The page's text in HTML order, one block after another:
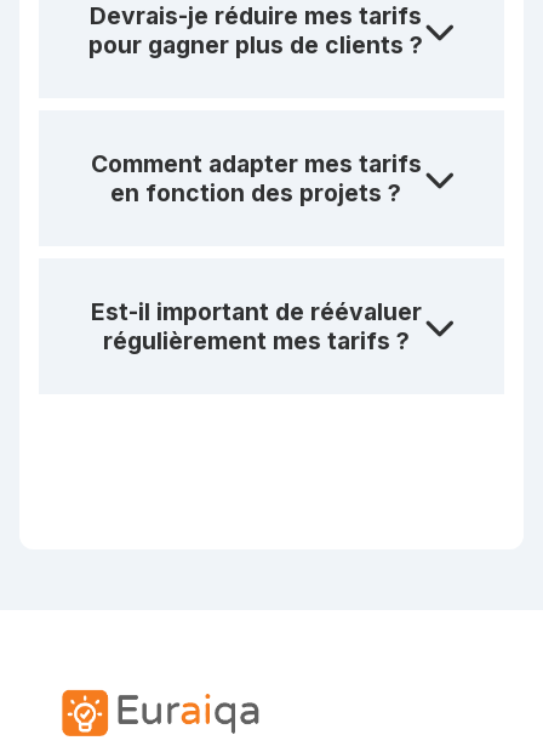
Devrais-je réduire mes tarifs
pour gagner plus de clients ?
Comment adapter mes tarifs
en fonction des projets ?
Est-il important de réévaluer
régulièrement mes tarifs ?